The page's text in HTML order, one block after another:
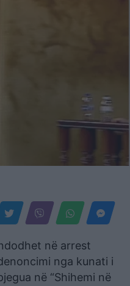
në arrest
nga kunati i
në “Shihemi në